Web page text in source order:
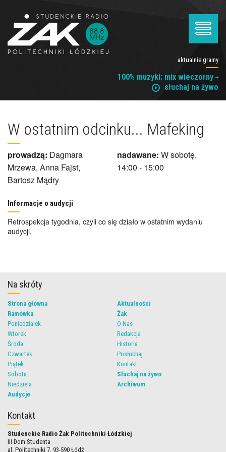
aktualnie gramy
100% muzyki: mix wieczorny
słuchaj na żywo
W ostatnim odcinku... Mafeking
prowadzą: Dagmara
Mrzewa, Anna Fajst,
Bartosz Mądry
nadawane:
14:00 - 15:00
Informacje o audycji
Retrospekcja tygodnia, czyli co się działo w ostatnim wydaniu
audycji.
Na skróty
Strona główna
Ramówka
Poniedzialek
Wtorek
Środa
Czwartek
Piątek
Sobota
Niedziela
Audycje
Aktualności
Żak
O Nas
Redakcja
Historia
Posłuchaj
Kontakt
Słuchaj na żywo
Archiwum
Kontakt
Studenckie Radio Żak Politechniki Łódzkiej
III Dom Studenta
al. Politechniki 7, 93-590 Łódź